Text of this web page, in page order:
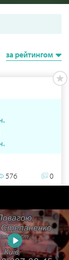
за рейтингом
576 0